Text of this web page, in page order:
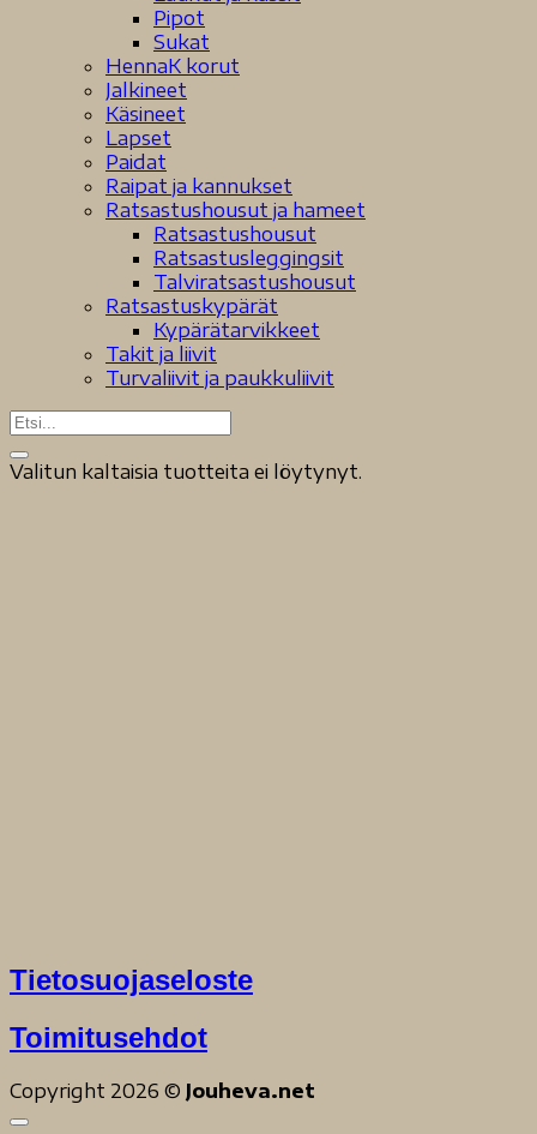
Pipot
Sukat
HennaK korut
Jalkineet
Käsineet
Lapset
Paidat
Raipat ja kannukset
Ratsastushousut ja hameet
Ratsastushousut
Ratsastusleggingsit
Talviratsastushousut
Ratsastuskypärät
Kypärätarvikkeet
Takit ja liivit
Turvaliivit ja paukkuliivit
Valitun kaltaisia tuotteita ei löytynyt.
Tietosuojaseloste
Toimitusehdot
Copyright 2026 © Jouheva.net